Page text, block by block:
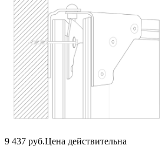
9 437 руб.Цена действительна